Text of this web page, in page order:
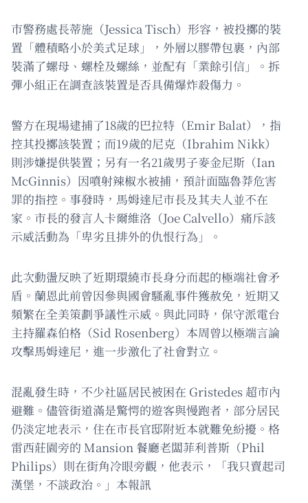
市警務處長蒂施（Jessica Tisch）形容，被投擲的裝
置「體積略小於美式足球」，外層以膠帶包裹，內部
裝滿了螺母、螺栓及螺絲，並配有「業餘引信」。拆
彈小組正在調查該裝置是否具備爆炸殺傷力。
警方在現場逮捕了18歲的巴拉特（Emir Balat），指
控其投擲該裝置；而19歲的尼克（Ibrahim Nikk）
則涉嫌提供裝置；另有一名21歲男子麥金尼斯（Ian
McGinnis）因噴射辣椒水被捕，預計面臨魯莽危害
罪的指控。事發時，馬姆達尼市長及其夫人並不在
家。市長的發言人卡爾維洛（Joe Calvello）痛斥該
示威活動為「卑劣且排外的仇恨行為」。
此次動盪反映了近期環繞市長身分而起的極端社會矛
盾。蘭恩此前曾因參與國會騷亂事件獲赦免，近期又
頻繁在全美策劃爭議性示威。與此同時，保守派電台
主持羅森伯格（Sid Rosenberg）本周曾以極端言論
攻擊馬姆達尼，進一步激化了社會對立。
混亂發生時，不少社區居民被困在 Gristedes 超市內
避難。儘管街道滿是驚愕的遊客與慢跑者，部分居民
仍淡定地表示，住在市長官邸附近本就難免紛擾。格
雷西莊園旁的 Mansion 餐廳老闆菲利普斯（Phil
Philips）則在街角冷眼旁觀，他表示，「我只賣起司
漢堡，不談政治。」本報訊